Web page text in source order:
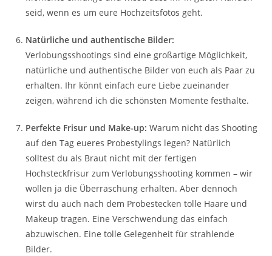
seid, wenn es um eure Hochzeitsfotos geht.
Natürliche und authentische Bilder:
Verlobungsshootings sind eine großartige Möglichkeit,
natürliche und authentische Bilder von euch als Paar zu
erhalten. Ihr könnt einfach eure Liebe zueinander
zeigen, während ich die schönsten Momente festhalte.
Perfekte Frisur und Make-up: Warum nicht das Shooting
auf den Tag eueres Probestylings legen? Natürlich
solltest du als Braut nicht mit der fertigen
Hochsteckfrisur zum Verlobungsshooting kommen – wir
wollen ja die Überraschung erhalten. Aber dennoch
wirst du auch nach dem Probestecken tolle Haare und
Makeup tragen. Eine Verschwendung das einfach
abzuwischen. Eine tolle Gelegenheit für strahlende
Bilder.